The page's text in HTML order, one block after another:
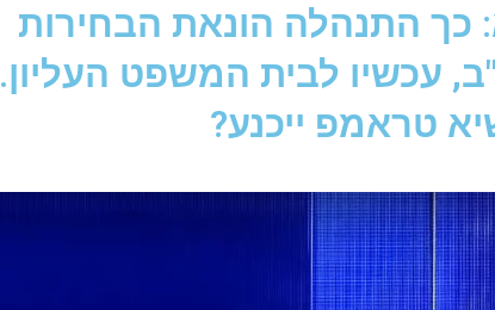
התנהלה הונאת הבחירות
עכשיו לבית המשפט העליון.
טראמפ ייכנע?